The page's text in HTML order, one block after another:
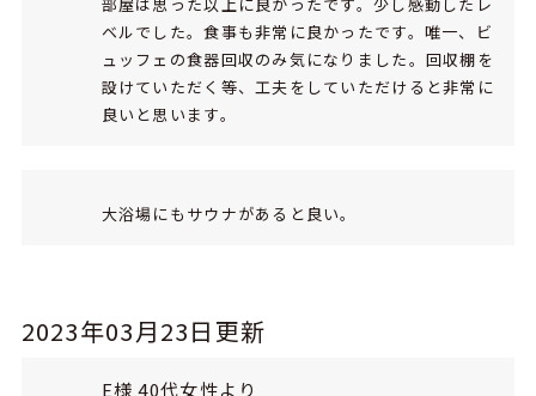
部屋は思った以上に良かったです。少し感動したレ
ベルでした。食事も非常に良かったです。唯一、ビ
ュッフェの食器回収のみ気になりました。回収棚を
設けていただく等、工夫をしていただけると非常に
良いと思います。
大浴場にもサウナがあると良い。
2023年03月23日更新
E様 40代女性より